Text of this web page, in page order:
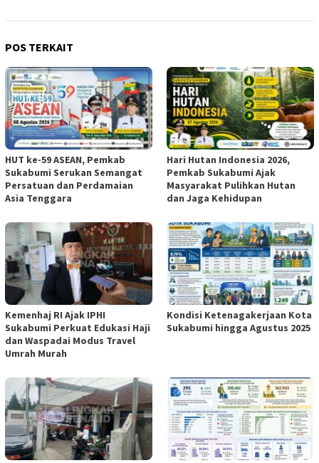
POS TERKAIT
HUT ke-59 ASEAN, Pemkab
Sukabumi Serukan Semangat
Persatuan dan Perdamaian
Asia Tenggara
Hari Hutan Indonesia 2026,
Pemkab Sukabumi Ajak
Masyarakat Pulihkan Hutan
dan Jaga Kehidupan
Kemenhaj RI Ajak IPHI
Sukabumi Perkuat Edukasi Haji
dan Waspadai Modus Travel
Umrah Murah
Kondisi Ketenagakerjaan Kota
Sukabumi hingga Agustus 2025